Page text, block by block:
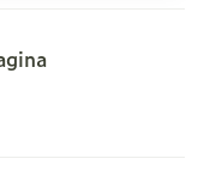
pagina